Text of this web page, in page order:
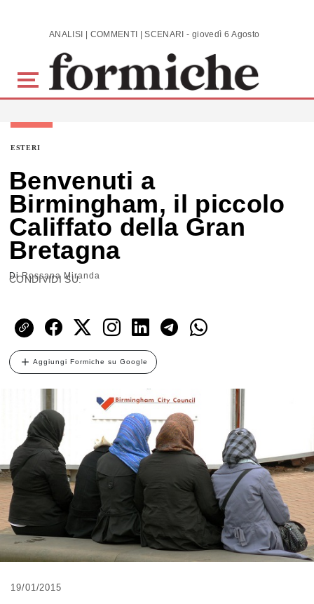
Skip to main content ANALISI | COMMENTI | SCENARI - giovedì 6 Agosto 2026
ESTERI
Benvenuti a
Birmingham, il piccolo
Califfato della Gran
Bretagna
DiRossana Miranda
CONDIVIDI SU:
Aggiungi Formiche su Google
19/01/2015